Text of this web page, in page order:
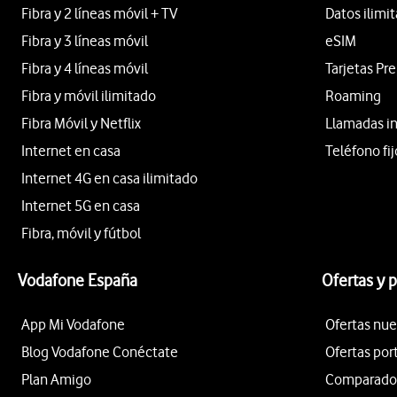
Fibra y 2 líneas móvil + TV
Fibra y 3 líneas móvil
Fibra y 4 líneas móvil
Fibra y móvil ilimitado
Fibra Móvil y Netflix
Internet en casa
Internet 4G en casa ilimitado
Internet 5G en casa
Fibra, móvil y fútbol
Datos
eSIM
Tarjetas
Roaming
Llamadas
Teléfono
Vodafone España
App Mi Vodafone
Blog Vodafone Conéctate
Plan Amigo
Ofertas y
Ofertas
Ofertas